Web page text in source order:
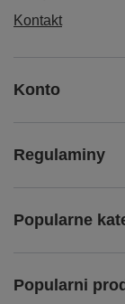
Kontakt
Konto
Regulaminy
Popularne
Popularni